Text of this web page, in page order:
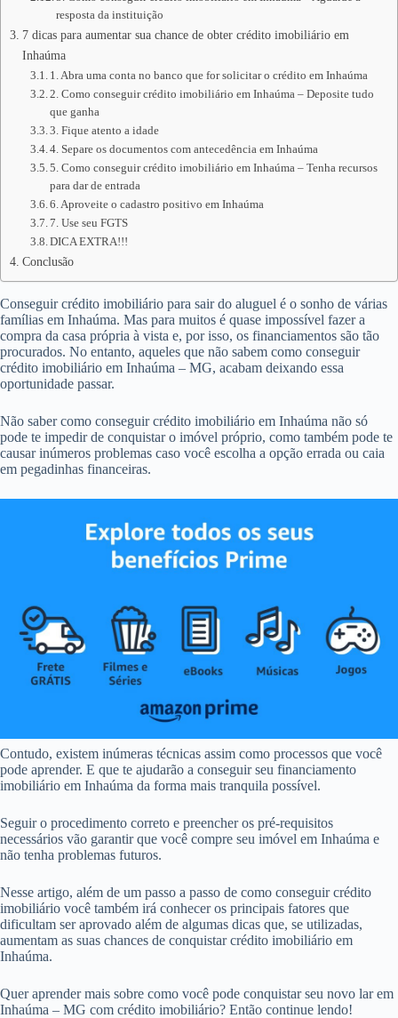
resposta da instituição
7 dicas para aumentar sua chance de obter crédito imobiliário em
Inhaúma
1. Abra uma conta no banco que for solicitar o crédito em Inhaúma
2. Como conseguir crédito imobiliário em Inhaúma – Deposite tudo
que ganha
3. Fique atento a idade
4. Separe os documentos com antecedência em Inhaúma
5. Como conseguir crédito imobiliário em Inhaúma – Tenha recursos
para dar de entrada
6. Aproveite o cadastro positivo em Inhaúma
7. Use seu FGTS
DICA EXTRA!!!
Conclusão
Conseguir crédito imobiliário para sair do aluguel é o sonho de várias
famílias em Inhaúma. Mas para muitos é quase impossível fazer a
compra da casa própria à vista e, por isso, os financiamentos são tão
procurados. No entanto, aqueles que não sabem como conseguir
crédito imobiliário em Inhaúma – MG, acabam deixando essa
oportunidade passar.
Não saber como conseguir crédito imobiliário em Inhaúma não só
pode te impedir de conquistar o imóvel próprio, como também pode te
causar inúmeros problemas caso você escolha a opção errada ou caia
em pegadinhas financeiras.
Contudo, existem inúmeras técnicas assim como processos que você
pode aprender. E que te ajudarão a conseguir seu financiamento
imobiliário em Inhaúma da forma mais tranquila possível.
Seguir o procedimento correto e preencher os pré-requisitos
necessários vão garantir que você compre seu imóvel em Inhaúma e
não tenha problemas futuros.
Nesse artigo, além de um passo a passo de como conseguir crédito
imobiliário você também irá conhecer os principais fatores que
dificultam ser aprovado além de algumas dicas que, se utilizadas,
aumentam as suas chances de conquistar crédito imobiliário em
Inhaúma.
Quer aprender mais sobre como você pode conquistar seu novo lar em
Inhaúma – MG com crédito imobiliário? Então continue lendo!